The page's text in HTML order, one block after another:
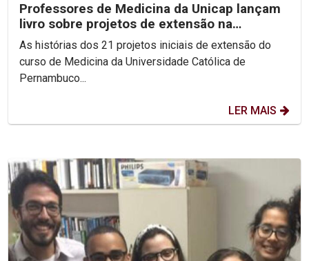
Professores de Medicina da Unicap lançam
livro sobre projetos de extensão na
formação médica
As histórias dos 21 projetos iniciais de extensão do
curso de Medicina da Universidade Católica de
Pernambuco...
LER MAIS